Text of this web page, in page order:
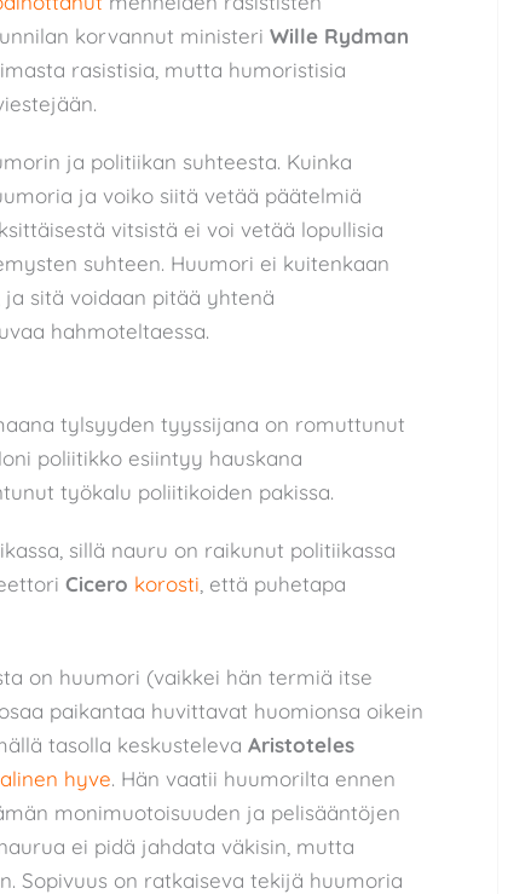
korvannut ministeri Wille Rydman
rasistisia, mutta humoristisia
ja politiikan suhteesta. Kuinka
ja voiko siitä vetää päätelmiä
vitsistä ei voi vetää lopullisia
suhteen. Huumori ei kuitenkaan
sitä voidaan pitää yhtenä
hahmoteltaessa.
tylsyyden tyyssijana on romuttunut
poliitikko esiintyy hauskana
työkalu poliitikoiden pakissa.
sillä nauru on raikunut politiikassa
Cicero korosti, että puhetapa
on huumori (vaikkei hän termiä itse
paikantaa huvittavat huomionsa oikein
tasolla keskusteleva Aristoteles
hyve. Hän vaatii huumorilta ennen
monimuotoisuuden ja pelisääntöjen
ei pidä jahdata väkisin, mutta
Sopivuus on ratkaiseva tekijä huumoria